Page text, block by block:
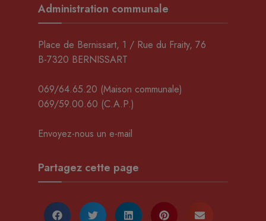
Administration communale
Place de Bernissart, 1 / Rue du Fraity, 76
B-7320 BERNISSART
069/64.65.20 (Maison communale)
069/59.00.60 (C.A.P.)
Envoyez-nous un e-mail
Partagez cette page